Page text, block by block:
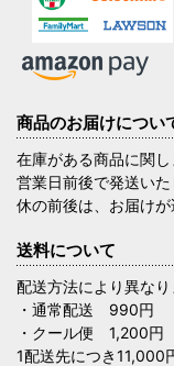
商品のお届けについ
在庫がある商品に関
営業日前後で発送い
休の前後は、お届けが
送料について
配送方法により異なり
・通常配送 990円
・クール便 1,200円
1配送先につき11,000